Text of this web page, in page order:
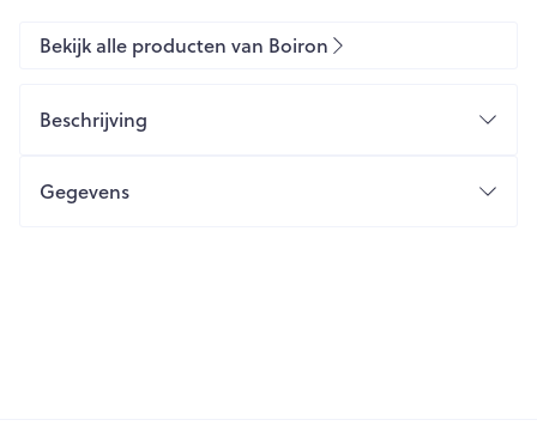
Bekijk alle producten van Boiron
Beschrijving
Gegevens